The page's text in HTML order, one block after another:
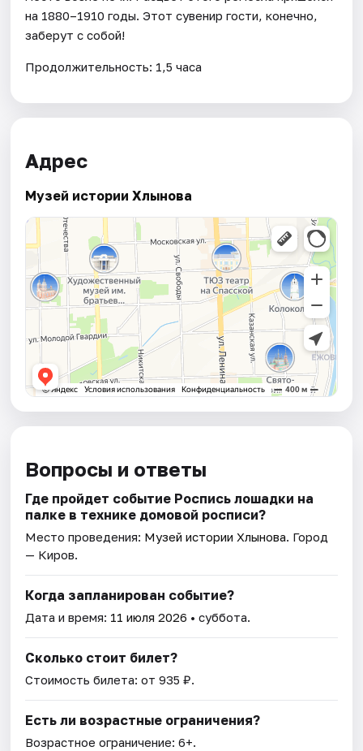
на 1880–1910 годы. Этот сувенир гости, конечно,
заберут с собой!
Продолжительность: 1,5 часа
Адрес
Музей истории Хлынова
Вопросы и ответы
Где пройдет событие Роспись лошадки на
палке в технике домовой росписи?
Место проведения: Музей истории Хлынова. Город
— Киров.
Когда запланирован событие?
Дата и время: 11 июля 2026 • суббота.
Сколько стоит билет?
Стоимость билета: от 935 ₽.
Есть ли возрастные ограничения?
Возрастное ограничение: 6+.